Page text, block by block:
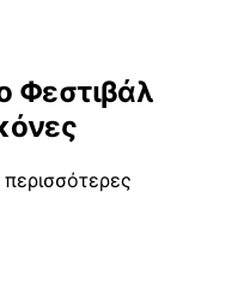
Φεστιβάλ